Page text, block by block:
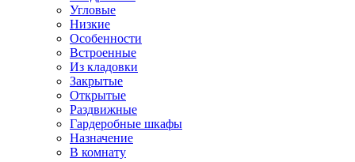
Угловые
Низкие
Особенности
Встроенные
Из кладовки
Закрытые
Открытые
Раздвижные
Гардеробные шкафы
Назначение
В комнату